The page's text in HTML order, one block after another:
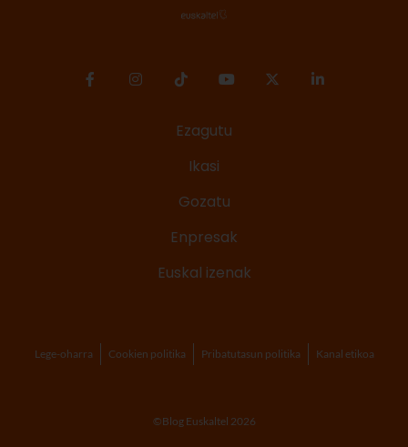
Ezagutu
Ikasi
Gozatu
Enpresak
Euskal izenak
Lege-oharra Cookien politika Pribatutasun politika Kanal etikoa
©Blog Euskaltel 2026